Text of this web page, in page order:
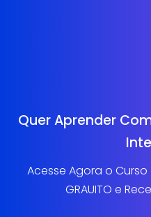
Quer Aprender
Acesse Agora o Curso
GRAUITO e